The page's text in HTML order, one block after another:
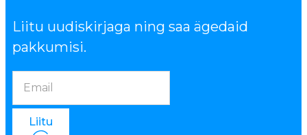
Liitu uudiskirjaga ning saa ägedaid
pakkumisi.
Liitu